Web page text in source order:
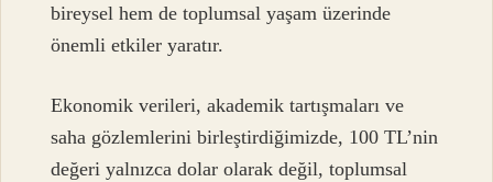
bireysel hem de toplumsal yaşam üzerinde
önemli etkiler yaratır.
Ekonomik verileri, akademik tartışmaları ve
saha gözlemlerini birleştirdiğimizde, 100 TL’nin
değeri yalnızca dolar olarak değil, toplumsal